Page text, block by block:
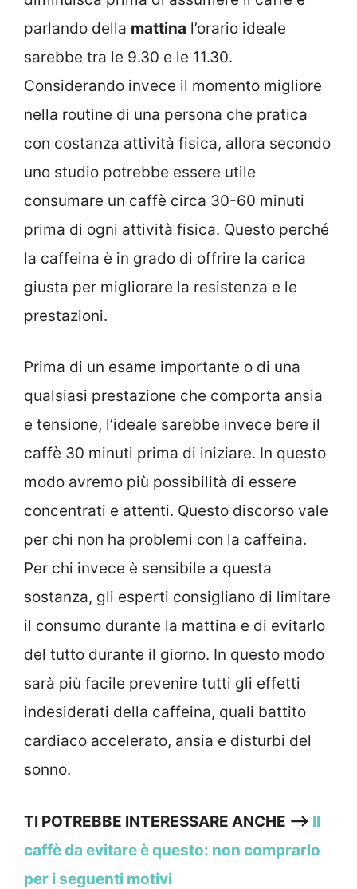
parlando della mattina l’orario ideale
sarebbe tra le 9.30 e le 11.30.
Considerando invece il momento migliore
nella routine di una persona che pratica
con costanza attività fisica, allora secondo
uno studio potrebbe essere utile
consumare un caffè circa 30-60 minuti
prima di ogni attività fisica. Questo perché
la caffeina è in grado di offrire la carica
giusta per migliorare la resistenza e le
prestazioni.
Prima di un esame importante o di una
qualsiasi prestazione che comporta ansia
e tensione, l’ideale sarebbe invece bere il
caffè 30 minuti prima di iniziare. In questo
modo avremo più possibilità di essere
concentrati e attenti. Questo discorso vale
per chi non ha problemi con la caffeina.
Per chi invece è sensibile a questa
sostanza, gli esperti consigliano di limitare
il consumo durante la mattina e di evitarlo
del tutto durante il giorno. In questo modo
sarà più facile prevenire tutti gli effetti
indesiderati della caffeina, quali battito
cardiaco accelerato, ansia e disturbi del
sonno.
TI POTREBBE INTERESSARE ANCHE —-> Il
caffè da evitare è questo: non comprarlo
per i seguenti motivi